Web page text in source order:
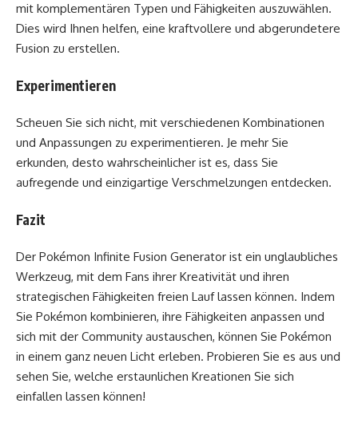
mit komplementären Typen und Fähigkeiten auszuwählen.
Dies wird Ihnen helfen, eine kraftvollere und abgerundetere
Fusion zu erstellen.
Experimentieren
Scheuen Sie sich nicht, mit verschiedenen Kombinationen
und Anpassungen zu experimentieren. Je mehr Sie
erkunden, desto wahrscheinlicher ist es, dass Sie
aufregende und einzigartige Verschmelzungen entdecken.
Fazit
Der Pokémon Infinite Fusion Generator ist ein unglaubliches
Werkzeug, mit dem Fans ihrer Kreativität und ihren
strategischen Fähigkeiten freien Lauf lassen können. Indem
Sie Pokémon kombinieren, ihre Fähigkeiten anpassen und
sich mit der Community austauschen, können Sie Pokémon
in einem ganz neuen Licht erleben. Probieren Sie es aus und
sehen Sie, welche erstaunlichen Kreationen Sie sich
einfallen lassen können!